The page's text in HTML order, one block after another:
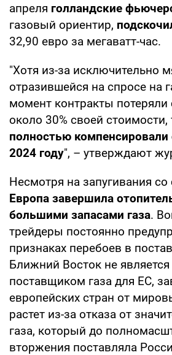
апреля голландские
газовый ориентир,
32,90 евро за мегаватт-час.
"Хотя из-за исключительно
отразившейся на спросе на
момент контракты потеряли
около 30% своей стоимости,
полностью
2024 году", – утверждают
Несмотря на запугивания
Европа завершила
большими запасами газа.
трейдеры постоянно
признаках перебоев в
Ближний Восток не
поставщиком газа для ЕС,
европейских стран от
растет из-за отказа от
газа, который до
вторжения поставляла